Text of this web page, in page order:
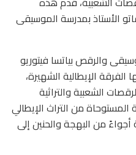
‏الأستاذ بمدرسة الموسيقى
والرقص بياتسا فيتوريو
الإيطالية الشهيرة،
الشعبية والتراثية
من التراث الإيطالي
من البهجة والحنين إلى